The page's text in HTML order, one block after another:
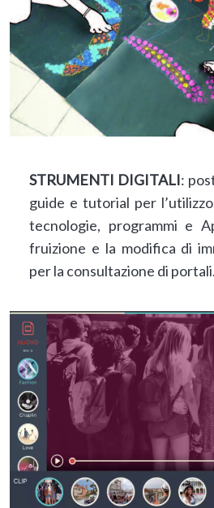
STRUMENTI DIGITALI:
guide e tutorial per
tecnologie, programmi e
fruizione e la modifica di
per la consultazione di portali.